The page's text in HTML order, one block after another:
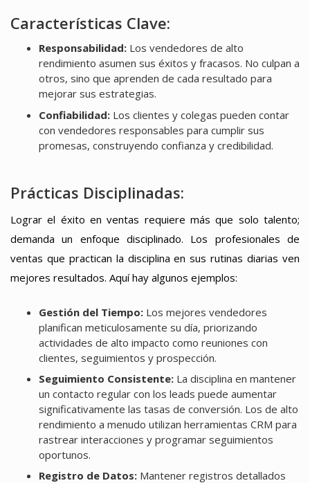
Características Clave:
Responsabilidad:Los vendedores de alto
rendimiento asumen sus éxitos y fracasos. No culpan a
otros, sino que aprenden de cada resultado para
mejorar sus estrategias.
Confiabilidad:Los clientes y colegas pueden contar
con vendedores responsables para cumplir sus
promesas, construyendo confianza y credibilidad.
Prácticas Disciplinadas:
Lograr el éxito en ventas requiere más que solo talento;
demanda un enfoque disciplinado. Los profesionales de
ventas que practican la disciplina en sus rutinas diarias ven
mejores resultados. Aquí hay algunos ejemplos:
Gestión del Tiempo:Los mejores vendedores
planifican meticulosamente su día, priorizando
actividades de alto impacto como reuniones con
clientes, seguimientos y prospección.
Seguimiento Consistente:La disciplina en mantener
un contacto regular con los leads puede aumentar
significativamente las tasas de conversión. Los de alto
rendimiento a menudo utilizan herramientas CRM para
rastrear interacciones y programar seguimientos
oportunos.
Registro de Datos:Mantener registros detallados